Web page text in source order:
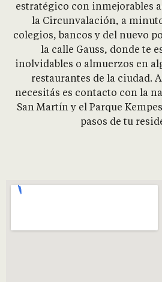
estratégico con inmejorables
la Circunvalación, a
colegios, bancos y del nuevo
la calle Gauss, donde te
inolvidables o almuerzos en
restaurantes de la ciudad.
necesitás es contacto con la
San Martín y el Parque
pasos de tu